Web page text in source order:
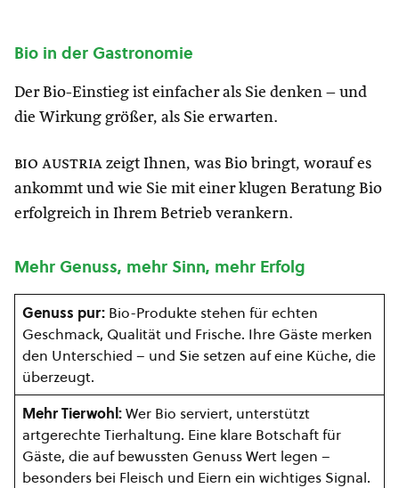
Bio in der Gastronomie
Der Bio-Einstieg ist einfacher als Sie denken – und
die Wirkung größer, als Sie erwarten.
bio austria zeigt Ihnen, was Bio bringt, worauf es
ankommt und wie Sie mit einer klugen Beratung Bio
erfolgreich in Ihrem Betrieb verankern.
Mehr Genuss, mehr Sinn, mehr Erfolg
Genuss pur: Bio-Produkte stehen für echten
Geschmack, Qualität und Frische. Ihre Gäste merken
den Unterschied – und Sie setzen auf eine Küche, die
überzeugt.
Mehr Tierwohl:Wer Bio serviert, unterstützt
artgerechte Tierhaltung. Eine klare Botschaft für
Gäste, die auf bewussten Genuss Wert legen –
besonders bei Fleisch und Eiern ein wichtiges Signal.